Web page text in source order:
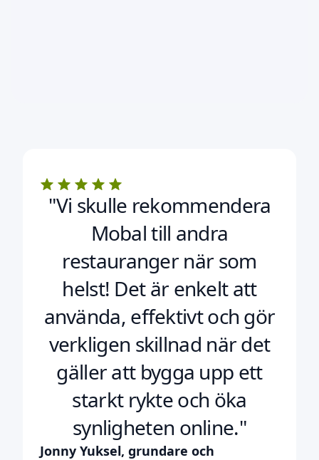
"Vi skulle rekommendera
Mobal till andra
restauranger när som
helst! Det är enkelt att
använda, effektivt och gör
verkligen skillnad när det
gäller att bygga upp ett
starkt rykte och öka
synligheten online."
Jonny Yuksel, grundare och